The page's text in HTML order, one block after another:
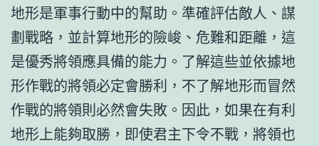
地形是軍事行動中的幫助。準確評估敵人、謀
劃戰略，並計算地形的險峻、危難和距離，這
是優秀將領應具備的能力。了解這些並依據地
形作戰的將領必定會勝利，不了解地形而冒然
作戰的將領則必然會失敗。因此，如果在有利
地形上能夠取勝，即使君主下令不戰，將領也